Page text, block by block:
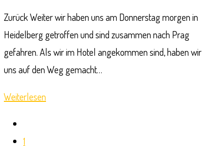
Zurück Weiter wir haben uns am Donnerstag morgen in
Heidelberg getroffen und sind zusammen nach Prag
gefahren. Als wir im Hotel angekommen sind, haben wir
uns auf den Weg gemacht…
Weiterlesen
vorherigen
1